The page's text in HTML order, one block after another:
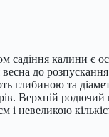
садіння калини є
до
глибиною та
Верхній
і невеликою